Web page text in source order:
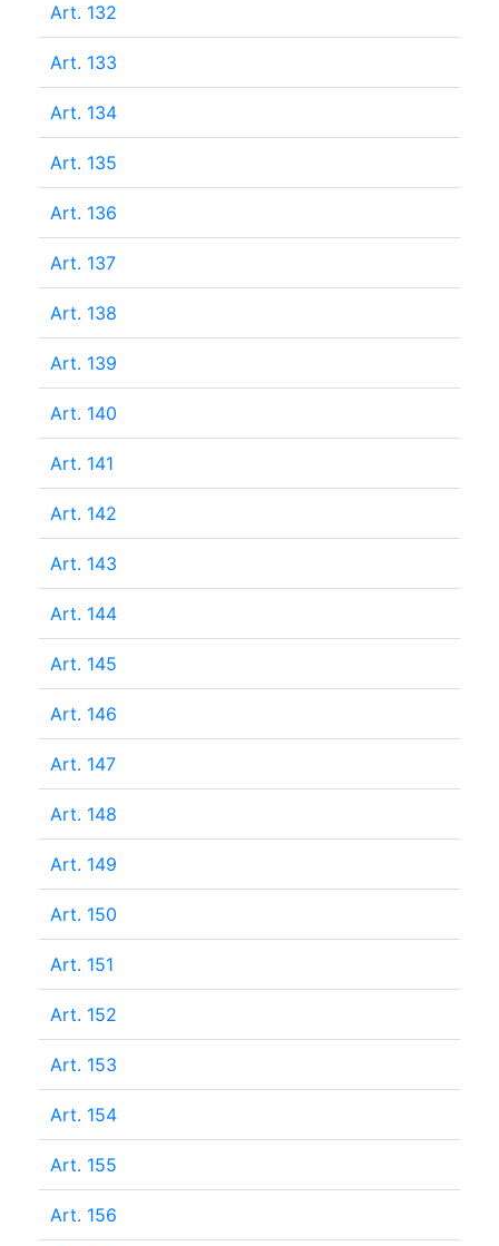
Art. 132
Art. 133
Art. 134
Art. 135
Art. 136
Art. 137
Art. 138
Art. 139
Art. 140
Art. 141
Art. 142
Art. 143
Art. 144
Art. 145
Art. 146
Art. 147
Art. 148
Art. 149
Art. 150
Art. 151
Art. 152
Art. 153
Art. 154
Art. 155
Art. 156